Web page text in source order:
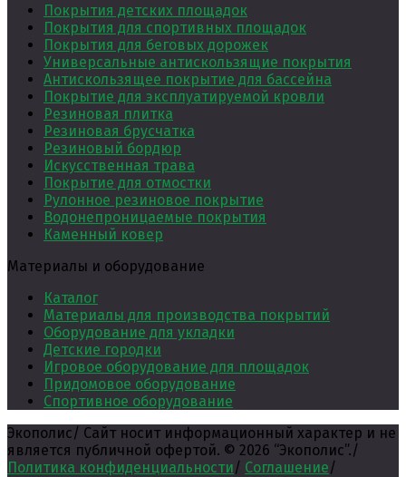
Покрытия детских площадок
Покрытия для спортивных площадок
Покрытия для беговых дорожек
Универсальные антискользящие покрытия
Антискользящее покрытие для бассейна
Покрытие для эксплуатируемой кровли
Резиновая плитка
Резиновая брусчатка
Резиновый бордюр
Искусственная трава
Покрытие для отмостки
Рулонное резиновое покрытие
Водонепроницаемые покрытия
Каменный ковер
Материалы и оборудование
Каталог
Материалы для производства покрытий
Оборудование для укладки
Детские городки
Игровое оборудование для площадок
Придомовое оборудование
Спортивное оборудование
Экополис/ Сайт носит информационный характер и не
является публичной офертой. © 2026 “Экополис”./
Политика конфиденциальности/ Соглашение/